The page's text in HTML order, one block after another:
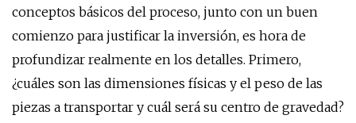
conceptos básicos del proceso, junto con un buen
comienzo para justificar la inversión, es hora de
profundizar realmente en los detalles. Primero,
¿cuáles son las dimensiones físicas y el peso de las
piezas a transportar y cuál será su centro de gravedad?